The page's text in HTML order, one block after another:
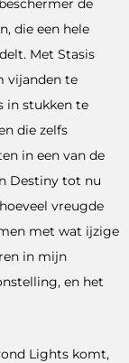
de
die een hele
Met Stasis
vijanden te
in stukken te
die zelfs
in een van de
Destiny tot nu
vreugde
met wat ijzige
in mijn
en het
Lights komt,